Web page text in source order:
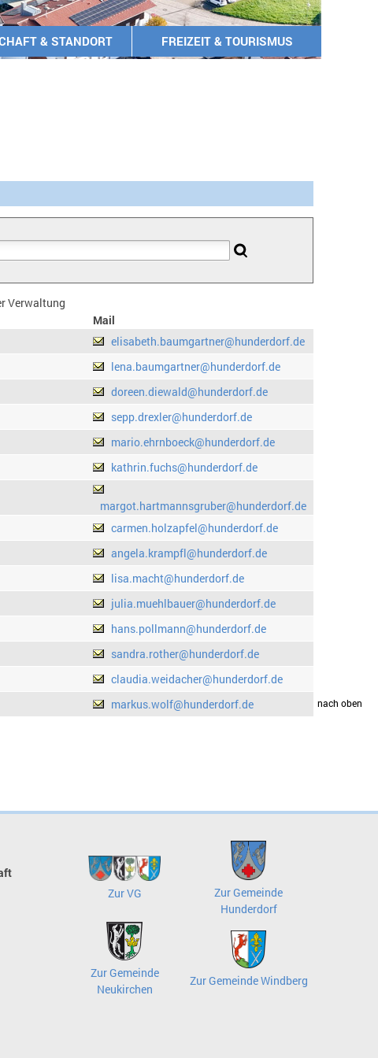
& STANDORT FREIZEIT & TOURISMUS
Verwaltung
Mail
elisabeth.baumgartner@hunderdorf.de
lena.baumgartner@hunderdorf.de
doreen.diewald@hunderdorf.de
sepp.drexler@hunderdorf.de
mario.ehrnboeck@hunderdorf.de
kathrin.fuchs@hunderdorf.de
margot.hartmannsgruber@hunderdorf.de
carmen.holzapfel@hunderdorf.de
angela.krampfl@hunderdorf.de
lisa.macht@hunderdorf.de
julia.muehlbauer@hunderdorf.de
hans.pollmann@hunderdorf.de
sandra.rother@hunderdorf.de
claudia.weidacher@hunderdorf.de
markus.wolf@hunderdorf.dedrucken nach oben
Zur VG
Zur Gemeinde
Hunderdorf
Zur Gemeinde
Neukirchen
Zur Gemeinde Windberg